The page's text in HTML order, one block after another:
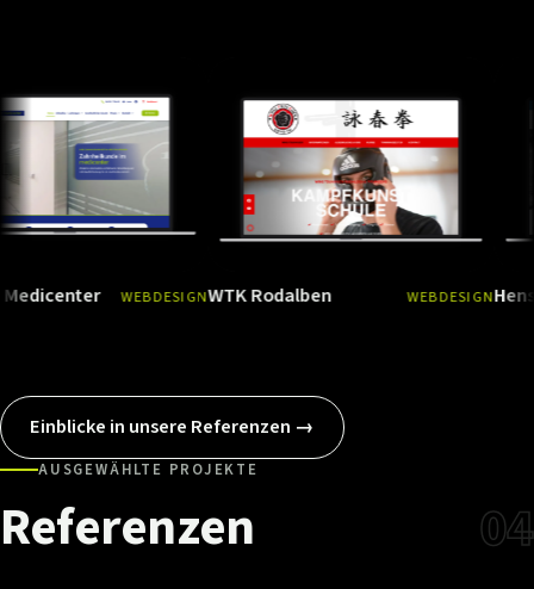
WEBDESIGN Ansehen→
WTK Rodalben WEBDESIGN Ansehen
Hensel
Einblicke in unsere Referenzen →
AUSGEWÄHLTE PROJEKTE
Referenzen 04